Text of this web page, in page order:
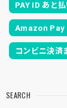
PAY ID あと払
Amazon Pay
コンビニ決
SEARCH